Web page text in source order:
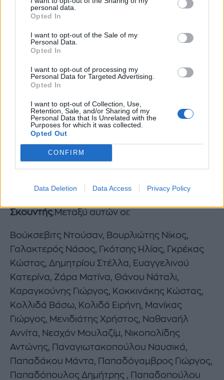
personal data.
Opted In
I want to opt-out of the Sale of my
Personal Data.
Opted In
I want to opt-out of processing my
Personal Data for Targeted Advertising.
Opted In
I want to opt-out of Collection, Use,
Retention, Sale, and/or Sharing of my
Personal Data that Is Unrelated with the
Purposes for which it was collected.
Opted Out
CONFIRM
Data Deletion Data Access Privacy Policy
Η W.I.N. Hellas προσφέρει πολύπλευρη ψυχο-
κοινωνική στήριξη σε όλες τις γυναίκες,
ημεδαπές και αλλοδαπές, που βιώνουν
οποιαδήποτε μορφή βίας στο οικογενειακό,
του δικτύου των επιστημονικών της
συνεργατών. Περισσότερες πληροφορίες
μπορείτε να βρείτε στην επίσημη
ιστοσελίδα www.winhellas.gr , στη σελίδα της
W.I.N. Hellasστο fb, και στο Instagram.
Δημοφιλή και αγαπημένα ονόματα
συμμετείχαν αφιλοκερδώς στον αγώνα που
παρουσίασαν οι γνωστοί sportscasters
Σκουντής.Μεταξύ αυτών οι:
Βούκσεβιτς Ντούσαν, Βουρλιώτης Νίκος,
Γαλακτερός Νάσος, Γκότσης Ηλίας, Γκρέκας
Κώστας, Δημητρίου Στέλλα, Ευαγγελινού
Κατερίνα, Ζάρα Ματίνα, Θάνου Νάταλι,
Καραγκούνης Γιώργος, Κοκκινάκης Κώστας,
Κολλιδά Βάσω, Κολιδά Ειρήνη, Μανίκας
Γιώργος, Μενιδιάτης Χρήστος, Ναθαναήλ
Αννίτα, Νεσχάν Μουλαζίμ, Νικοπολίδης
Αντώνης, Παναγιωτακοπούλου Ναυσικά,
Παπαδάκου Μάντα, Παπαδόγαμβρος Γιώργος,
Παπαδόπουλος Δημήτρης , Παπαδοπούλου